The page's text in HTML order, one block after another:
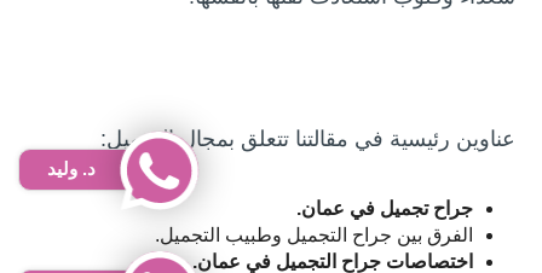
عناوين رئيسية في مقالتنا تتعلق بمجال التجميل:
جراح تجميل في عمان.
الفرق بين جراح التجميل وطبيب التجميل.
اختصاصات جراح التجميل في عمان.
د. وليد